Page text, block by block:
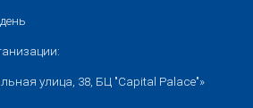
улица, 38, БЦ "Capital Palace"»